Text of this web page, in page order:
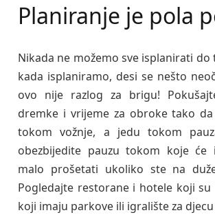
Planiranje je pola
Nikada ne možemo sve isplanirati do
kada isplaniramo, desi se nešto
ovo nije razlog za brigu!
dremke i vrijeme za obroke tako da
tokom vožnje, a jedu tokom
obezbijedite pauzu tokom koje će
malo prošetati ukoliko ste na
Pogledajte restorane i hotele koji
koji imaju parkove ili igralište za